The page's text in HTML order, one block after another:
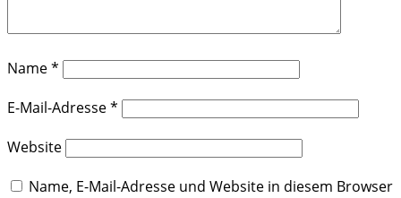
Name*
E-Mail-Adresse*
Website
Name, E-Mail-Adresse und Website in diesem Browser